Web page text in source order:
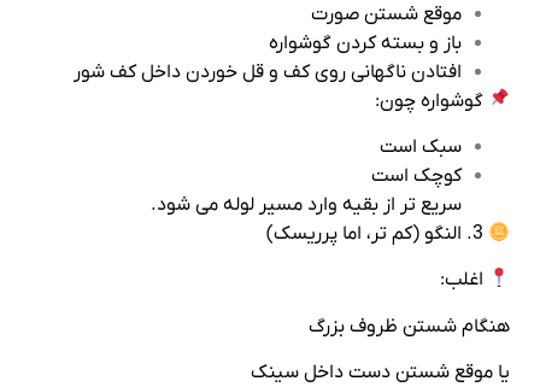
موقع شستن صورت
باز و بسته کردن گوشواره
افتادن ناگهانی روی کف و قل خوردن داخل کف‌ شور
گوشواره چون:
سبک است
کوچک است
سریع‌ تر از بقیه وارد مسیر لوله می‌ شود.
اغلب:
هنگام شستن ظروف بزرگ
یا موقع شستن دست داخل سینک